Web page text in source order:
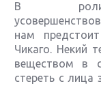
В роли
нам
Чикаго. Некий
веществом в
стереть с лица